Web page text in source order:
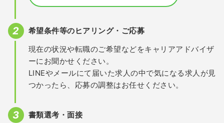
希望条件等のヒアリング・ご応募
現在の状況や転職のご希望などをキャリアアドバイザ
ーにお聞かせください。
LINEやメールにて届いた求人の中で気になる求人が見
つかったら、応募の調整はお任せください。
書類選考・面接